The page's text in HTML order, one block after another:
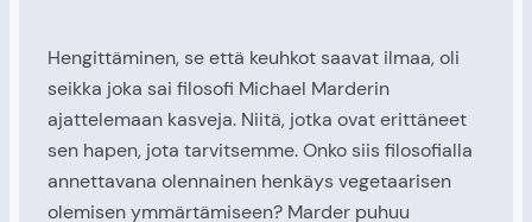
Hengittäminen, se että keuhkot saavat ilmaa, oli
seikka joka sai filosofi Michael Marderin
ajattelemaan kasveja. Niitä, jotka ovat erittäneet
sen hapen, jota tarvitsemme. Onko siis filosofialla
annettavana olennainen henkäys vegetaarisen
olemisen ymmärtämiseen? Marder puhuu